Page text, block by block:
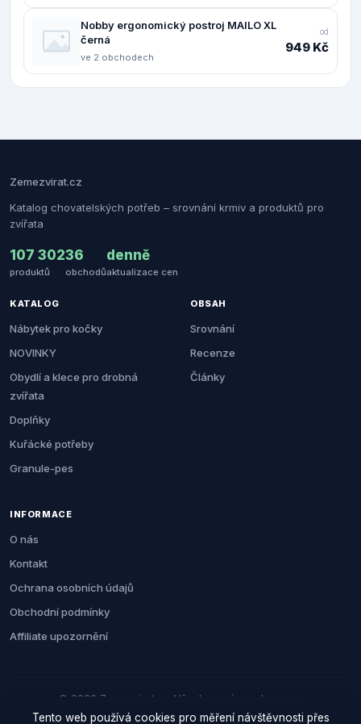
Nobby ergonomický postroj MAILO XL
černá
ve 2 obchodech
od
949 Kč
Zemezvirat.cz
Katalog chovatelských potřeb – srovnání krmiv a produktů pro
zvířata
107 302
produktů
36
obchodů
denně
aktualizace cen
KATALOG
Nábytek pro kočky
NOVINKY
Obydlí a klece pro drobná
zvířata
Doplňky
Kuřácké potřeby
Granule-pes
OBSAH
Srovnání
Recenze
Články
INFORMACE
O nás
Kontakt
Ochrana osobních údajů
Obchodní podmínky
Affiliate upozornění
© 2026 Zemezvirat.cz. Všechna práva vyhrazena.
Tento web používá cookies pro měření návštěvnosti přes